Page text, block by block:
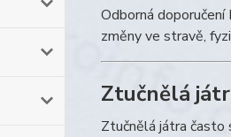
Odborná
změny ve stravě,
Ztučnělá
Ztučnělá játra často